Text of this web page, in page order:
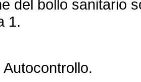
del bollo sanitario
1.
Autocontrollo.